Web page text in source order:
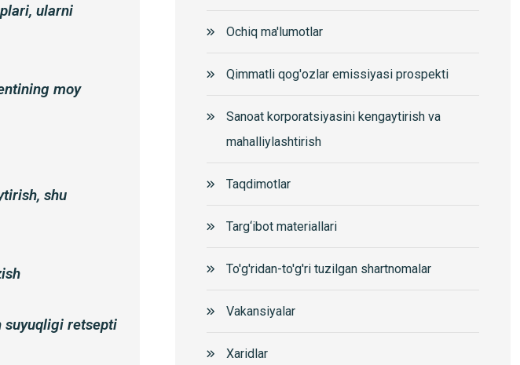
ularni
moy
shu
retsepti
Ochiq ma'lumotlar
Qimmatli qog'ozlar emissiyasi prospekti
Sanoat korporatsiyasini kengaytirish va
mahalliylashtirish
Taqdimotlar
Targ‘ibot materiallari
To'g'ridan-to'g'ri tuzilgan shartnomalar
Vakansiyalar
Xaridlar